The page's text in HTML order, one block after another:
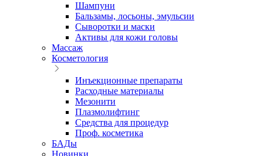
Шампуни
Бальзамы, лосьоны, эмульсии
Сыворотки и маски
Активы для кожи головы
Массаж
Косметология
Инъекционные препараты
Расходные материалы
Мезонити
Плазмолифтинг
Средства для процедур
Проф. косметика
БАДы
Новинки